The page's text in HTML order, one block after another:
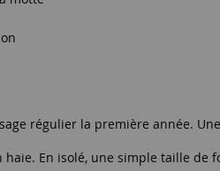
régulier la première année.
haie. En isolé, une simple taille